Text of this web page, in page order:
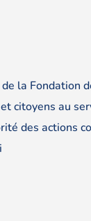
la Fondation
citoyens au
des actions